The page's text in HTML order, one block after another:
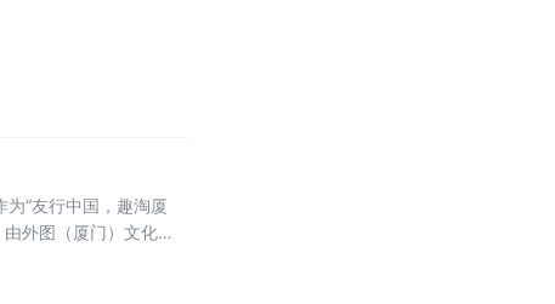
“友行中国，趣淘厦
外图（厦门）文化传